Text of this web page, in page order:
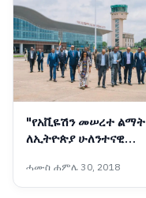
"የአቪዬሽን መሠረተ ልማት
ለኢትዮጵያ ሁለንተናዊ
ምክትል ጠቅላይ ሚኒስትር
ተመስገን ጥሩነህ
ሓሙስ ሐምሌ 30, 2018